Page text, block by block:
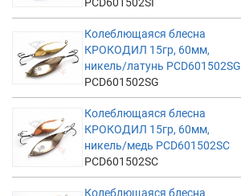
Колеблющаяся блесна
КРОКОДИЛ 15гр, 60мм,
никель/латунь PCD601502SG
PCD601502SG
Колеблющаяся блесна
КРОКОДИЛ 15гр, 60мм,
никель/медь PCD601502SC
PCD601502SC
Колеблющаяся блесна